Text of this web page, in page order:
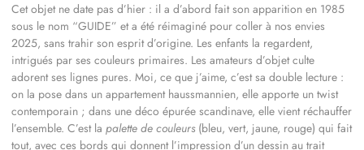
Cet objet ne date pas d’hier : il a d’abord fait son apparition en 1985
sous le nom “GUIDE” et a été réimaginé pour coller à nos envies
2025, sans trahir son esprit d’origine. Les enfants la regardent,
intrigués par ses couleurs primaires. Les amateurs d’objet culte
adorent ses lignes pures. Moi, ce que j’aime, c’est sa double lecture :
on la pose dans un appartement haussmannien, elle apporte un twist
contemporain ; dans une déco épurée scandinave, elle vient réchauffer
l’ensemble. C’est la palette de couleurs(bleu, vert, jaune, rouge) qui fait
tout, avec ces bords qui donnent l’impression d’un dessin au trait